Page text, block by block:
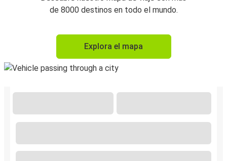
de 8000 destinos en todo el mundo.
Explora el mapa